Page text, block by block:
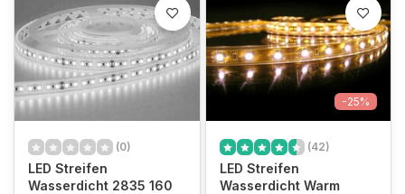
(0)
LED Streifen
Wasserdicht 2835 160
-25%
(42)
LED Streifen
Wasserdicht Warm